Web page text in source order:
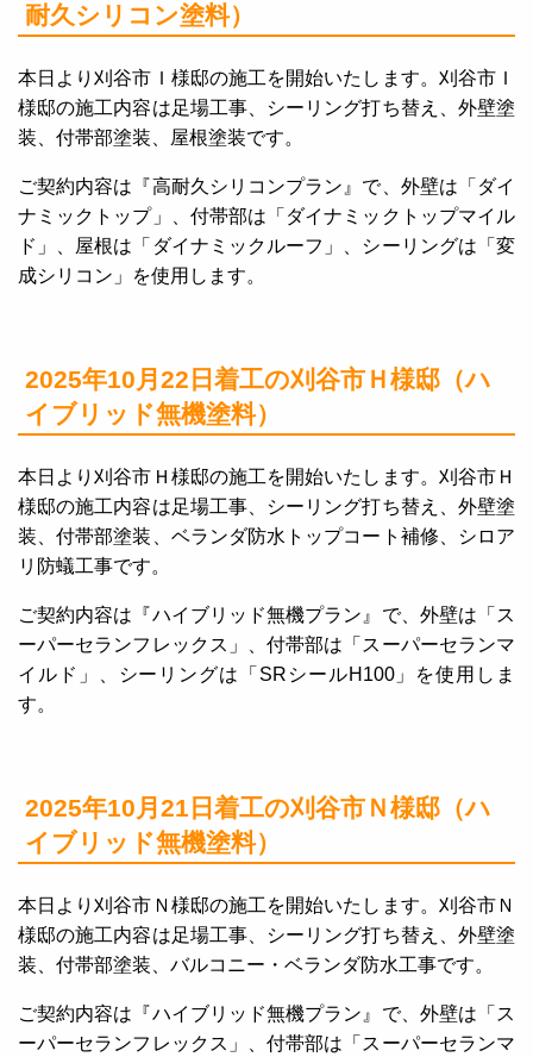
耐久シリコン塗料）
本日より刈谷市Ｉ様邸の施工を開始いたします。刈谷市Ｉ
様邸の施工内容は足場工事、シーリング打ち替え、外壁塗
装、付帯部塗装、屋根塗装です。
ご契約内容は『高耐久シリコンプラン』で、外壁は「ダイ
ナミックトップ」、付帯部は「ダイナミックトップマイル
ド」、屋根は「ダイナミックルーフ」、シーリングは「変
成シリコン」を使用します。
2025年10月22日着工の刈谷市Ｈ様邸（ハ
イブリッド無機塗料）
本日より刈谷市Ｈ様邸の施工を開始いたします。刈谷市Ｈ
様邸の施工内容は足場工事、シーリング打ち替え、外壁塗
装、付帯部塗装、ベランダ防水トップコート補修、シロア
リ防蟻工事です。
ご契約内容は『ハイブリッド無機プラン』で、外壁は「ス
ーパーセランフレックス」、付帯部は「スーパーセランマ
イルド」、シーリングは「SRシールH100」を使用しま
す。
2025年10月21日着工の刈谷市Ｎ様邸（ハ
イブリッド無機塗料）
本日より刈谷市Ｎ様邸の施工を開始いたします。刈谷市Ｎ
様邸の施工内容は足場工事、シーリング打ち替え、外壁塗
装、付帯部塗装、バルコニー・ベランダ防水工事です。
ご契約内容は『ハイブリッド無機プラン』で、外壁は「ス
ーパーセランフレックス」、付帯部は「スーパーセランマ